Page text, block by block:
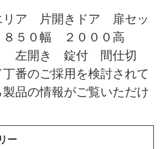
リア 片開きドア 扉セッ
５０幅 ２０００高
〉 左開き 錠付 間仕切
番のご採用を検討されて
品の情報がご覧いただけ
ー